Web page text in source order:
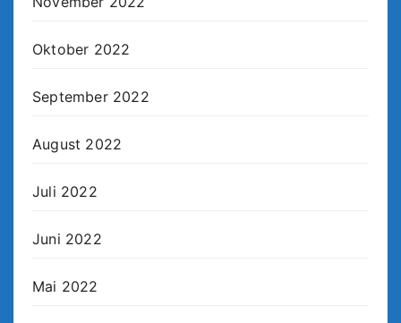
Oktober 2022
September 2022
August 2022
Juli 2022
Juni 2022
Mai 2022